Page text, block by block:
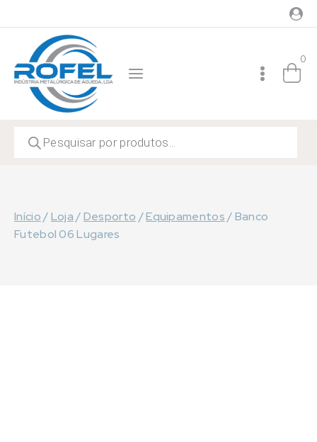
to
content
0
search
Início/Loja /Desporto /Equipamentos/Banco
Futebol 06 Lugares